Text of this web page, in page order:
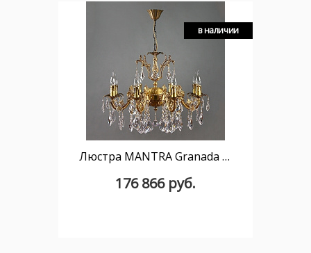
в наличии
Люстра MANTRA Granada Ambiente 8L 2118/8 AB New Leaf
176 866 руб.